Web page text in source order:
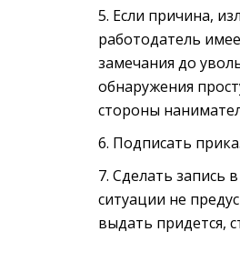
Если причина,
работодатель
замечания до
обнаружения
стороны
Подписать
Сделать запись
ситуации не
выдать придется,